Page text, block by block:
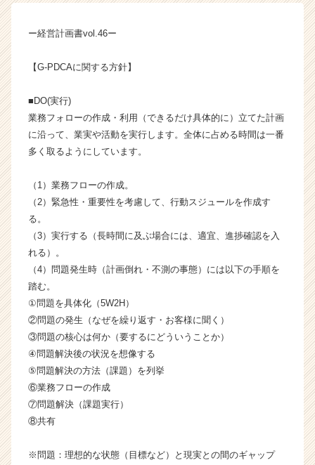
長
か
ら
ス
カ
ト
が
く
サ
ト
チ
ア
キ
ャ
リ
（C
e
ー経営計画書vol.46ー
【G-PDCAに関する方針】
■DO(実行)
業務フォローの作成・利用（できるだけ具体的に）立てた計画
に沿って、業実や活動を実行します。全体に占める時間は一番
多く取るようにしています。
（1）業務フローの作成。
（2）緊急性・重要性を考慮して、行動スジュールを作成す
る。
（3）実行する（長時間に及ぶ場合には、適宜、進捗確認を入
れる）。
（4）問題発生時（計画倒れ・不測の事態）には以下の手順を
踏む。
①問題を具体化（5W2H）
②問題の発生（なぜを繰り返す・お客様に聞く）
③問題の核心は何か（要するにどういうことか）
④問題解決後の状況を想像する
⑤問題解決の方法（課題）を列挙
⑥業務フローの作成
⑦問題解決（課題実行）
⑧共有
※問題：理想的な状態（目標など）と現実との間のギャップ